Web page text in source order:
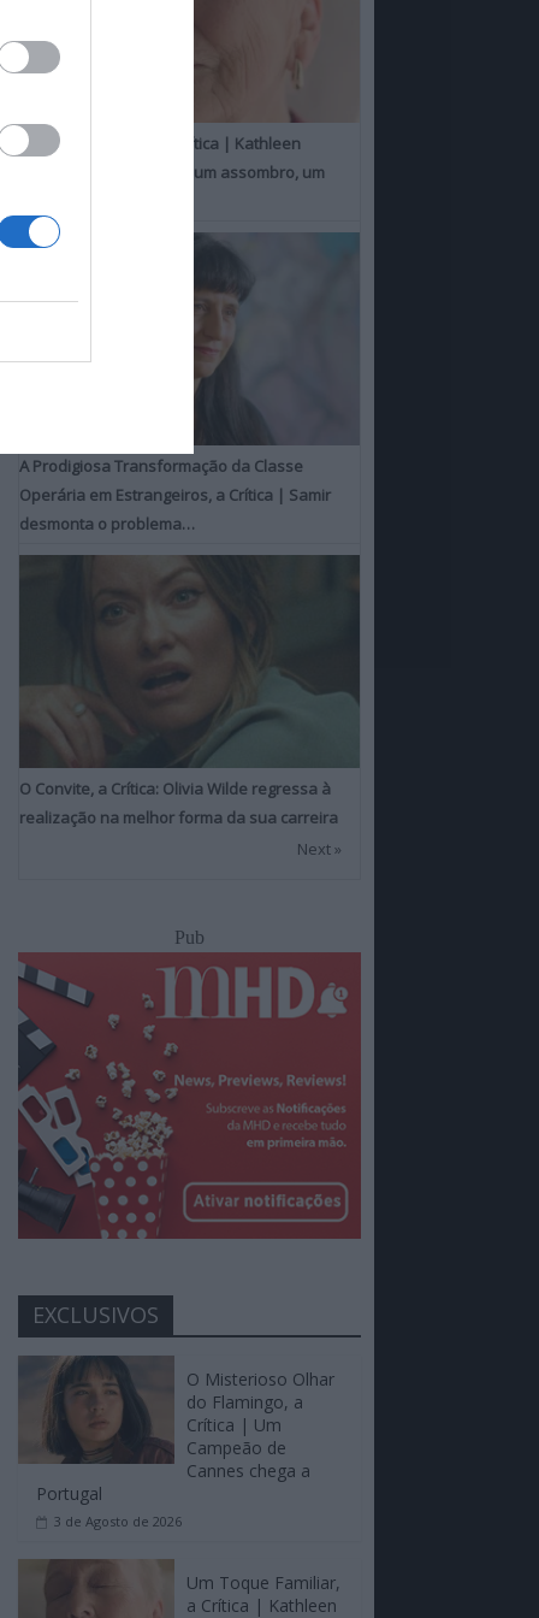
Um Toque Familiar, a Crítica | Kathleen
Chalfant é um espanto, um assombro, um
A Prodigiosa Transformação da Classe
Operária em Estrangeiros, a Crítica | Samir
desmonta o problema…
O Convite, a Crítica: Olivia Wilde regressa à
realização na melhor forma da sua carreira
Next »
Pub
EXCLUSIVOS
O Misterioso Olhar
do Flamingo, a
Crítica | Um
Campeão de
Cannes chega a
Portugal
3 de Agosto de 2026
Um Toque Familiar,
a Crítica | Kathleen